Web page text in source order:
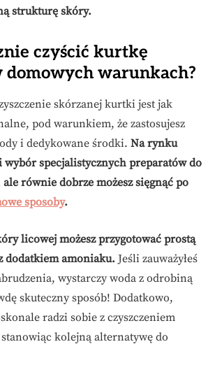
strukturę skóry.
czyścić kurtkę
domowych warunkach?
skórzanej kurtki jest jak
pod warunkiem, że zastosujesz
i dedykowane środki. Na rynku
wybór specjalistycznych preparatów do
równie dobrze możesz sięgnąć po
sposoby.
licowej możesz przygotować prostą
dodatkiem amoniaku. Jeśli zauważyłeś
wystarczy woda z odrobiną
skuteczny sposób! Dodatkowo,
radzi sobie z czyszczeniem
kolejną alternatywę do